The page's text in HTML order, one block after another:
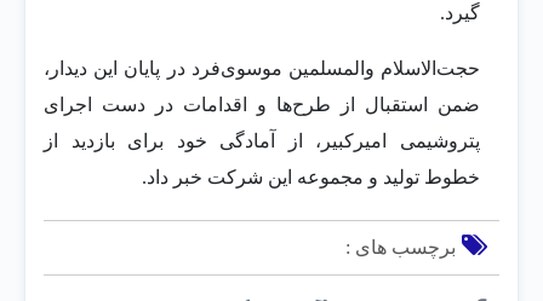
گیرد.
حجت‌الاسلام والمسلمین موسوی‌فرد در پایان این دیدار،
ضمن استقبال از طرح‌ها و اقدامات در دست اجرای
پتروشیمی امیرکبیر، از آمادگی خود برای بازدید از
خطوط تولید و مجموعه این شرکت خبر داد.
برچسب های :